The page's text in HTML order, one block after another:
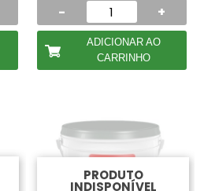
- +
ADICIONAR AO
CARRINHO
PRODUTO
INDISPONÍVEL